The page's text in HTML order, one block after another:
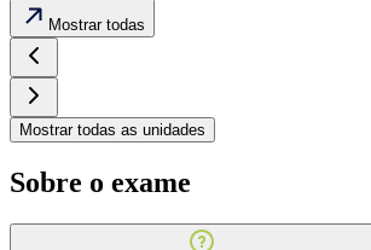
Mostrar todas
Mostrar todas as unidades
Sobre o exame